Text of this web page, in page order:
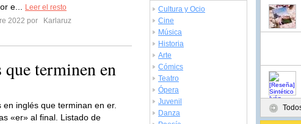
e...
Leer el resto
2022 por
Karlaruz
que terminen en
inglés que terminan en er.
«er» al final. Listado de
Cultura y Ocio
Cine
Música
Historia
Arte
Cómics
Teatro
Ópera
Juvenil
Danza